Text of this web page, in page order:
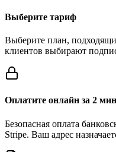
Выберите тариф
Выберите план,
клиентов выбирают
Оплатите онлайн за 2
Безопасная оплата
Stripe. Ваш адрес